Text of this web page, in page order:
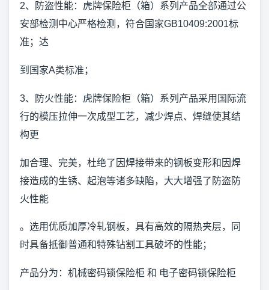
2、防盗性能：虎牌保险柜（箱）系列产品全部通过公
安部检测中心严格检测，符合国家GB10409:2001标
准；达
到国家A类标准；
3、防火性能：虎牌保险柜（箱）系列产品采用国际流
行的模压拉伸一次成型工艺，减少焊点、焊缝使其结
构更
加合理、完美，杜绝了因焊接带来的钢板变形和因焊
接造成的生锈、起泡等诸多缺陷，大大增强了防盗防
火性能
。选用优质加厚冷轧钢板，具有高效的隔热夹层，同
时具备抵御普通和特殊钻割工具破坏的性能；
产品分为：机械密码锁保险柜 和 电子密码锁保险柜